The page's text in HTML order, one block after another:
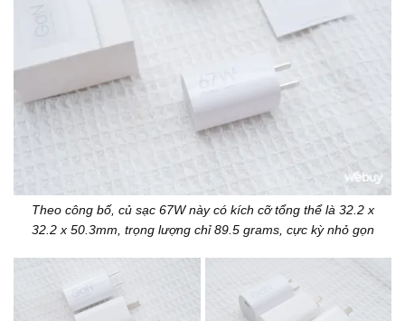
Theo công bố, củ sạc 67W này có kích cỡ tổng thể là 32.2 x
32.2 x 50.3mm, trọng lượng chỉ 89.5 grams, cực kỳ nhỏ gọn